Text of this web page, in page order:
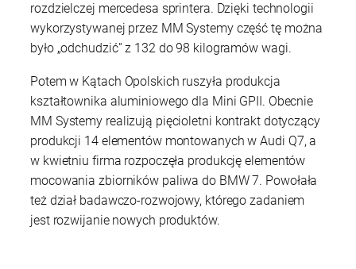
rozdzielczej mercedesa sprintera. Dzięki technologii
wykorzystywanej przez MM Systemy część tę można
było „odchudzić” z 132 do 98 kilogramów wagi.
Potem w Kątach Opolskich ruszyła produkcja
kształtownika aluminiowego dla Mini GPII. Obecnie
MM Systemy realizują pięcioletni kontrakt dotyczący
produkcji 14 elementów montowanych w Audi Q7, a
w kwietniu firma rozpoczęła produkcję elementów
mocowania zbiorników paliwa do BMW 7. Powołała
też dział badawczo-rozwojowy, którego zadaniem
jest rozwijanie nowych produktów.